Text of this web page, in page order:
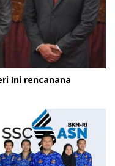
Ini rencanana